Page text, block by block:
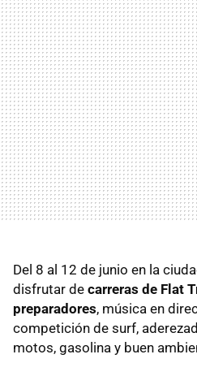
Del 8 al 12 de junio en la
disfrutar de carreras de Flat
preparadores, música en
competición de surf,
motos, gasolina y buen